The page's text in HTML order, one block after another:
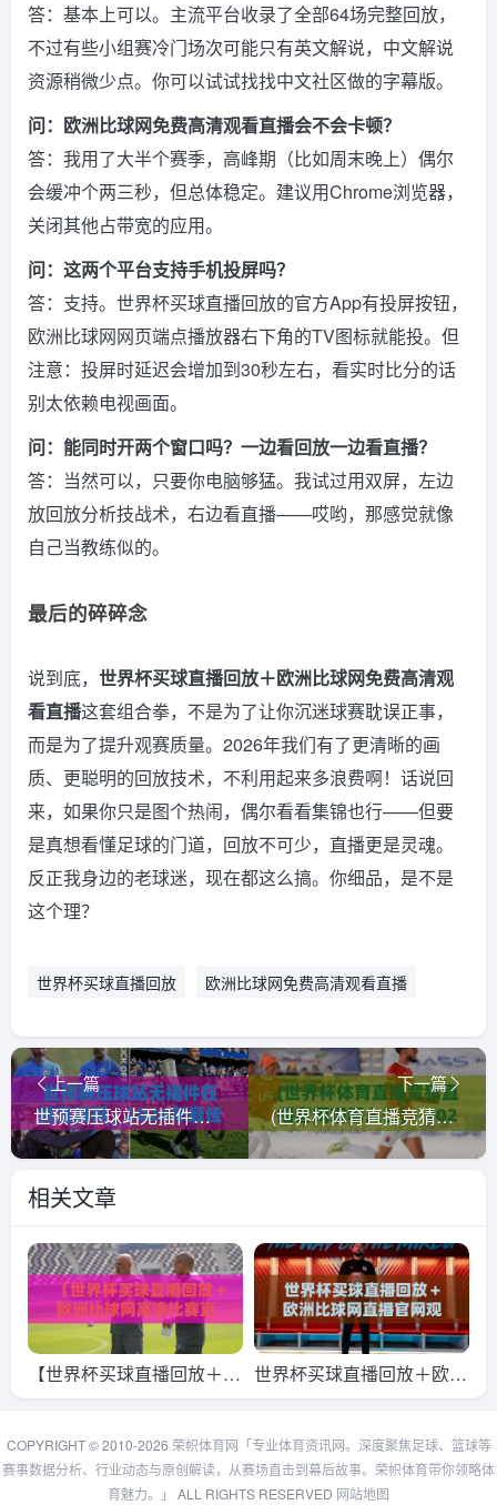
答：基本上可以。主流平台收录了全部64场完整回放，
不过有些小组赛冷门场次可能只有英文解说，中文解说
资源稍微少点。你可以试试找找中文社区做的字幕版。
问：欧洲比球网免费高清观看直播会不会卡顿？
答：我用了大半个赛季，高峰期（比如周末晚上）偶尔
会缓冲个两三秒，但总体稳定。建议用Chrome浏览器，
关闭其他占带宽的应用。
问：这两个平台支持手机投屏吗？
答：支持。世界杯买球直播回放的官方App有投屏按钮，
欧洲比球网网页端点播放器右下角的TV图标就能投。但
注意：投屏时延迟会增加到30秒左右，看实时比分的话
别太依赖电视画面。
问：能同时开两个窗口吗？一边看回放一边看直播？
答：当然可以，只要你电脑够猛。我试过用双屏，左边
放回放分析技战术，右边看直播——哎哟，那感觉就像
自己当教练似的。
最后的碎碎念
说到底， 世界杯买球直播回放＋欧洲比球网免费高清观
看直播这套组合拳，不是为了让你沉迷球赛耽误正事，
而是为了提升观赛质量。2026年我们有了更清晰的画
质、更聪明的回放技术，不利用起来多浪费啊！话说回
来，如果你只是图个热闹，偶尔看看集锦也行——但要
是真想看懂足球的门道，回放不可少，直播更是灵魂。
反正我身边的老球迷，现在都这么搞。你细品，是不是
这个理？
世界杯买球直播回放 欧洲比球网免费高清观看直播
上一篇
世预赛压球站无插件在线直播网，2026年最佳观赛选择？
下一篇
(世界杯体育直播竞猜直播官网观看入口)：2026年世界杯观赛指南，认准官方入口！世界杯体育直播竞猜直播官网观看入口
相关文章
【世界杯买球直播回放＋欧
洲比球网高清比赛直播
网】，2026年球迷必看的
两大神器！
世界杯买球直播回放＋欧洲
比球网直播官网观看入口：
2026年最新观赛指南
COPYRIGHT © 2010-2026 荣帜体育网「专业体育资讯网。深度聚焦足球、篮球等
赛事数据分析、行业动态与原创解读，从赛场直击到幕后故事。荣帜体育带你领略体
育魅力。」
ALL RIGHTS RESERVED 网站地图